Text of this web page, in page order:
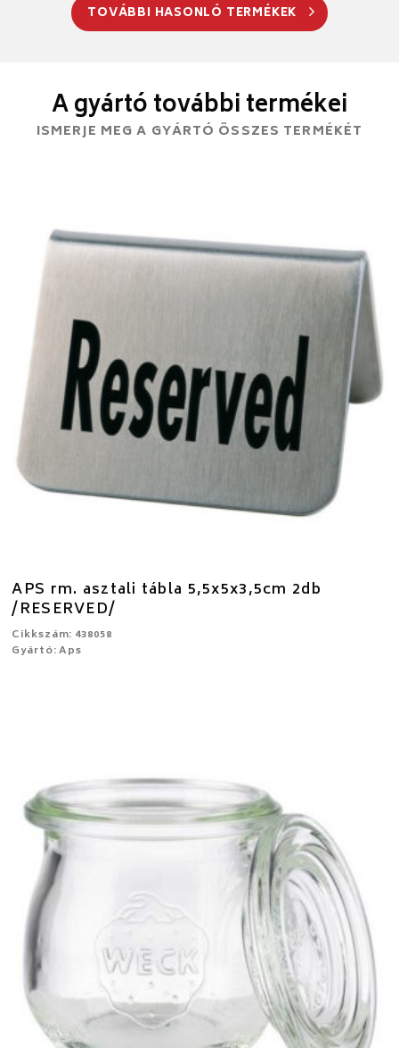
TOVÁBBI HASONLÓ TERMÉKEK
A gyártó további termékei
ISMERJE MEG A GYÁRTÓ ÖSSZES TERMÉKÉT
APS rm. asztali tábla 5,5x5x3,5cm 2db
/RESERVED/
Cikkszám: 438058
Gyártó: Aps